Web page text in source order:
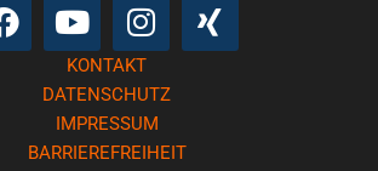
Facebook
YoutubeInstagram
Xing
KONTAKT
DATENSCHUTZ
IMPRESSUM
BARRIEREFREIHEIT